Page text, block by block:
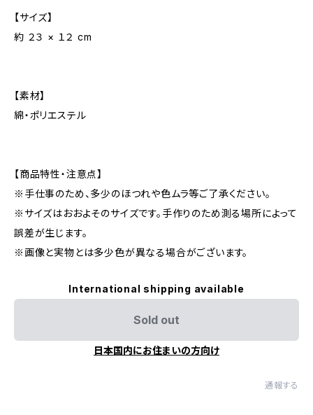
【サイズ】
約 ２３ × １２ cm
【素材】
綿・ポリエステル
【商品特性・注意点】
※手仕事のため、多少のほつれや色ムラ等ご了承ください。
※サイズはおおよそのサイズです。手作りのため測る場所によって
誤差が生じます。
※画像と実物とは多少色が異なる場合がございます。
International shipping available
Sold out
日本国内にお住まいの方向け
通報する